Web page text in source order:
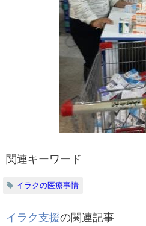
関連キーワード
イラクの医療事情
イラク支援の関連記事